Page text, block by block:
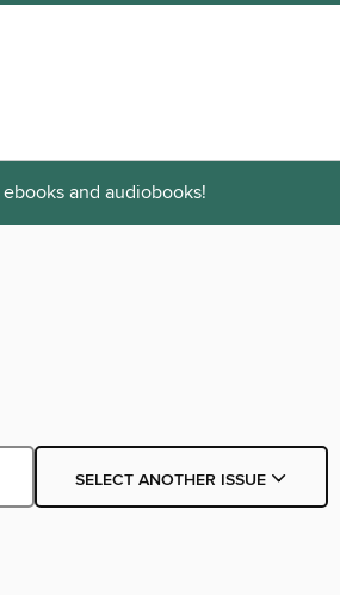
and audiobooks!
SELECT ANOTHER ISSUE